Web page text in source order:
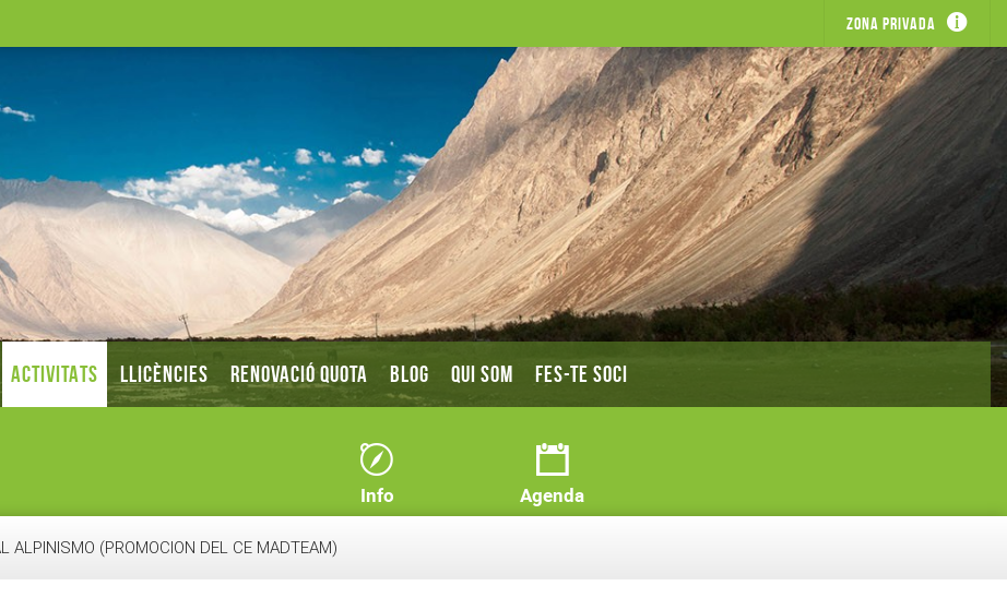
Zona privada
ACTIVITATS LLICÈNCIES RENOVACIÓ QUOTA BLOG QUI SOM FES-TE SOCI
Info Agenda
ALPINISMO (PROMOCION DEL CE MADTEAM)